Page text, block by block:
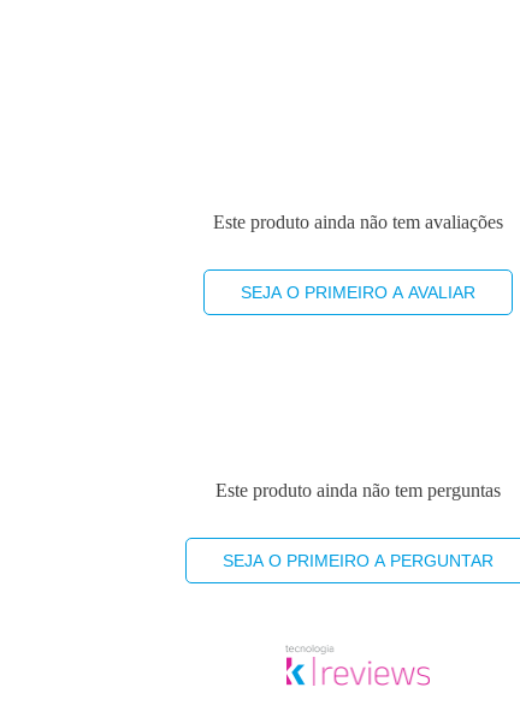
Este produto ainda não tem avaliações
SEJA O PRIMEIRO A AVALIAR
Este produto ainda não tem perguntas
SEJA O PRIMEIRO A PERGUNTAR